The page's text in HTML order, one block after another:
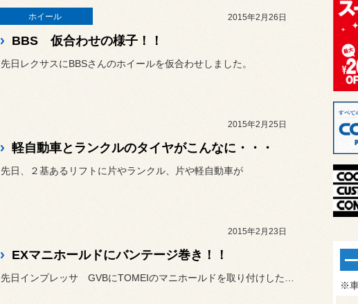
ホイール 2015年2月26日
BBS 仮合わせの様子！！
先日レクサスにBBSさんのホイールを仮合わせしました。
2015年2月25日
軽自動車とランクルのタイヤがこんなに・・・
先日、２基あるリフトに片やランクル、片や軽自動車が
2015年2月23日
EXマニホールドにバンテージ巻き！！
※